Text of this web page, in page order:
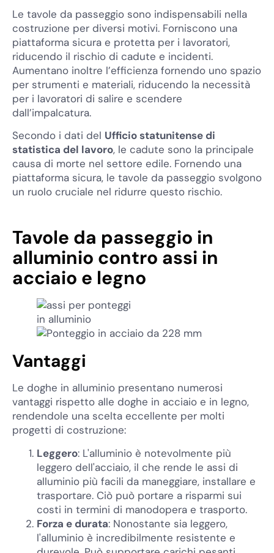
Le tavole da passeggio sono indispensabili nella
costruzione per diversi motivi. Forniscono una
piattaforma sicura e protetta per i lavoratori,
riducendo il rischio di cadute e incidenti.
Aumentano inoltre l’efficienza fornendo uno spazio
per strumenti e materiali, riducendo la necessità
per i lavoratori di salire e scendere
dall’impalcatura.
Secondo i dati del Ufficio statunitense di
statistica del lavoro, le cadute sono la principale
causa di morte nel settore edile. Fornendo una
piattaforma sicura, le tavole da passeggio svolgono
un ruolo cruciale nel ridurre questo rischio.
Tavole da passeggio in
alluminio contro assi in
acciaio e legno
Vantaggi
Le doghe in alluminio presentano numerosi
vantaggi rispetto alle doghe in acciaio e in legno,
rendendole una scelta eccellente per molti
progetti di costruzione:
Leggero: L'alluminio è notevolmente più
leggero dell'acciaio, il che rende le assi di
alluminio più facili da maneggiare, installare e
trasportare. Ciò può portare a risparmi sui
costi in termini di manodopera e trasporto.
Forza e durata: Nonostante sia leggero,
l'alluminio è incredibilmente resistente e